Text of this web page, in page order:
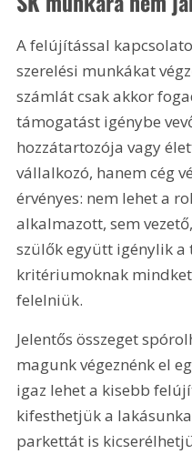
A felújítással
szerelési munkákat
számlát csak akkor
támogatást igénybe
hozzátartozója vagy
vállalkozó, hanem cég
érvényes: nem lehet a
alkalmazott, sem
szülők együtt igénylik
kritériumoknak
felelniük.
Jelentős összeget
magunk végeznénk el
igaz lehet a kisebb
kifesthetjük a
parkettát is